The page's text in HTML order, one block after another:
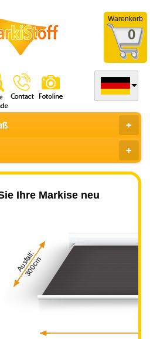
Warenkorb
0
Ihre Markise neu
Ausfall:
300cm